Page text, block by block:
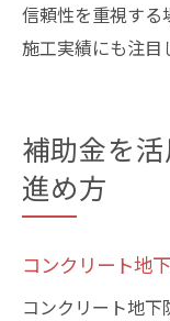
信頼性を重視する
施工実績にも注目
補助金を
進め方
コンクリート地
コンクリート地